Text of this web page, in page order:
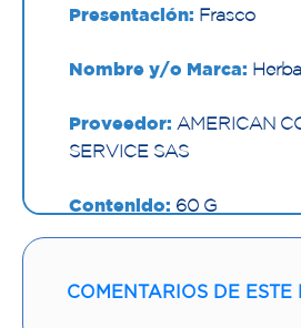
Presentación: Frasco
Nombre y/o Marca:
Proveedor: AMERICAN
SERVICE SAS
Contenido: 60 G
COMENTARIOS DE ESTE